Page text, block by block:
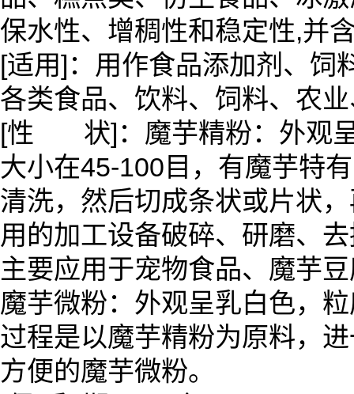
保水性、增稠性和稳定性,并
[适用]：用作食品添加剂、饲
各类食品、饮料、饲料、农
[性 状]：魔芋精粉：外观呈
大小在45-100目，有魔芋特
清洗，然后切成条状或片状
用的加工设备破碎、研磨、
主要应用于宠物食品、魔芋
魔芋微粉：外观呈乳白色，
过程是以魔芋精粉为原料，
方便的魔芋微粉。